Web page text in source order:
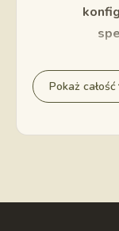
Pokaż całość